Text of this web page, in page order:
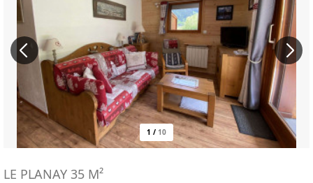
1 / 10
LE PLANAY 35 M²